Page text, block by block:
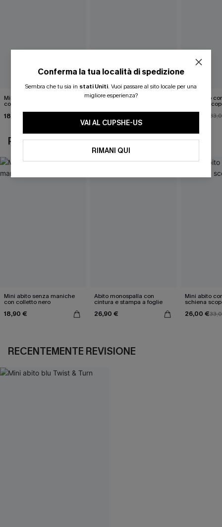
Mini abito senza maniche
con colletto nero
18,90 €
Abito monospalla con Mini abito
schiena
POTREBBE INTERESSARTI ANCHE
Mini abito senza maniche
con colletto nero
18,90 €
Abito monospalla con
cintura e stampa a foglie
26,90 €
Mini abito
schiena
26,00 €
RECENTEMENTE REVISIONE
Conferma la tua località di spedizione
Sembra che tu sia in stati Uniti. Vuoi passare al sito locale per una
migliore esperienza?
VAI AL CUPSHE-US
RIMANI QUI